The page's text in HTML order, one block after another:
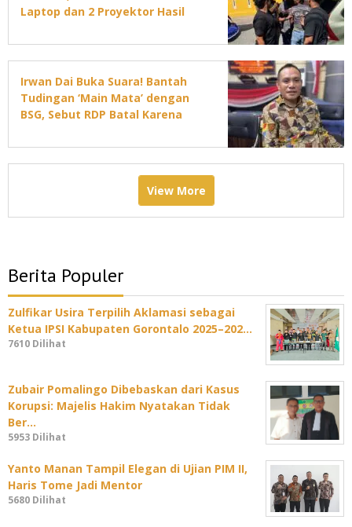
Laptop dan 2 Proyektor Hasil
Irwan Dai Buka Suara! Bantah
Tudingan ‘Main Mata’ dengan
BSG, Sebut RDP Batal Karena
View More
Berita Populer
Zulfikar Usira Terpilih Aklamasi sebagai
Ketua IPSI Kabupaten Gorontalo 2025–202…
7610 Dilihat
Zubair Pomalingo Dibebaskan dari Kasus
Korupsi: Majelis Hakim Nyatakan Tidak
Ber…
5953 Dilihat
Yanto Manan Tampil Elegan di Ujian PIM II,
Haris Tome Jadi Mentor
5680 Dilihat